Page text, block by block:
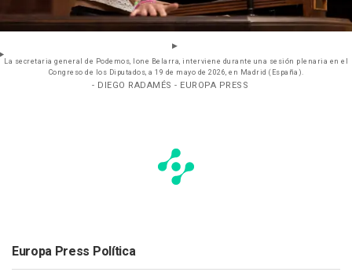
La secretaria general de Podemos, Ione Belarra, interviene durante una sesión plenaria en el
Congreso de los Diputados, a 19 de mayo de 2026, en Madrid (España).
- DIEGO RADAMÉS - EUROPA PRESS
Europa Press Política